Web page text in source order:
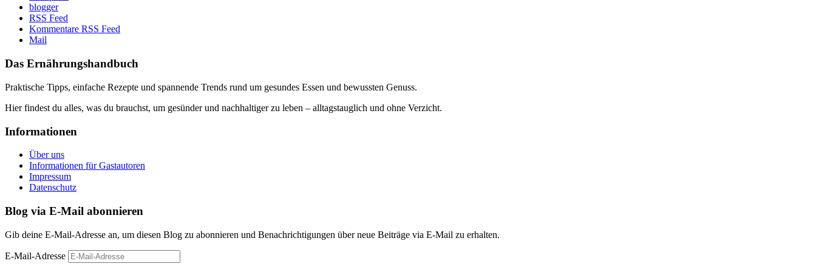
blogger
RSS Feed
Kommentare RSS Feed
Mail
Das Ernährungshandbuch
Praktische Tipps, einfache Rezepte und spannende Trends rund um gesundes Essen und bewussten Genuss.
Hier findest du alles, was du brauchst, um gesünder und nachhaltiger zu leben – alltagstauglich und ohne Verzicht.
Informationen
Über uns
Informationen für Gastautoren
Impressum
Datenschutz
Blog via E-Mail abonnieren
Gib deine E-Mail-Adresse an, um diesen Blog zu abonnieren und Benachrichtigungen über neue Beiträge via E-Mail zu erhalten.
E-Mail-Adresse